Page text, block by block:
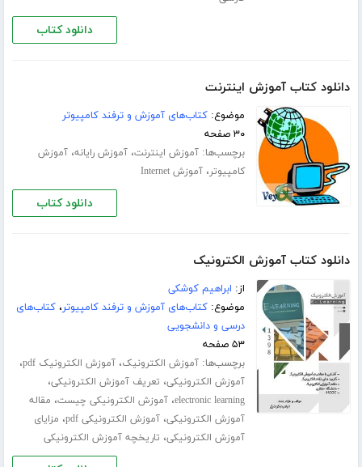
دانلود کتاب
دانلود کتاب آموزش اینترنت
موضوع:کتاب‌های آموزش و ترفند کامپیوتر
۳۰ صفحه
برچسب‌ها:آموزش اینترنت،آموزش رایانه،آموزش
کامپیوتر،آموزش Internet
دانلود کتاب
دانلود کتاب آموزش الکترونیک
از: ابراهیم کوشکی
موضوع:کتاب‌های آموزش و ترفند کامپیوتر،کتاب‌های
درسی و دانشجویی
۵۳ صفحه
برچسب‌ها:آموزش الکترونیک،آموزش الکترونیک pdf ،
آموزش الکترونیکی، تعریف آموزش الکترونیکی،
electronic learning،آموزش الکترونیکی چیست، مقاله
آموزش الکترونیکی،آموزش الکترونیکی pdf ، مزایای
آموزش الکترونیکی، تاریخچه آموزش الکترونیکی